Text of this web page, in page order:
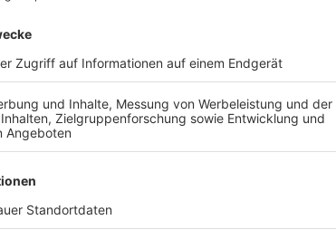
Sie wehren sich gegen einen vermeintlichen
Bundeskanzler Scholz auf dem Katholikentag.
SPD-Zentrale in der Innenstadt. Die
mit einem faschistischen und totalitären
Teilnehmer angekündigt.